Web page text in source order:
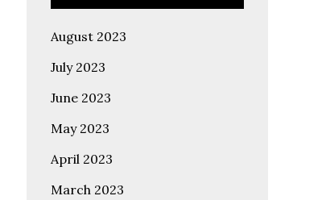
August 2023
July 2023
June 2023
May 2023
April 2023
March 2023